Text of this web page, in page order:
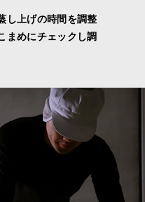
し上げの時間を調整
まめにチェックし調